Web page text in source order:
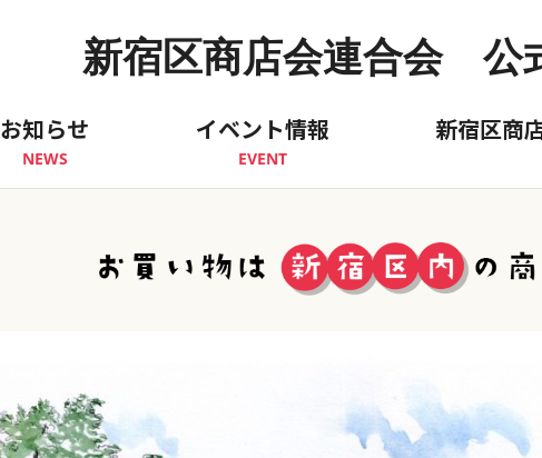
新宿区商店会連合会 公
お知らせ
NEWS
イベント情報
EVENT
新宿区商